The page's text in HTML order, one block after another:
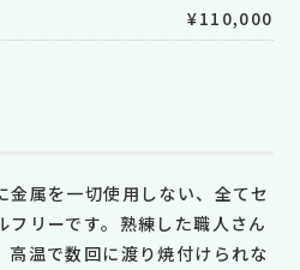
¥110,000
金属を一切使用しない、全てセ
リーです。熟練した職人さん
高温で数回に渡り焼付けられな